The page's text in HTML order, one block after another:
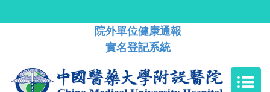
院外單位健康通報
實名登記系統